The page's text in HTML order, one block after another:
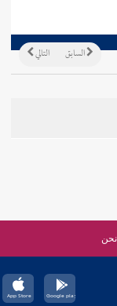
التالي السابق